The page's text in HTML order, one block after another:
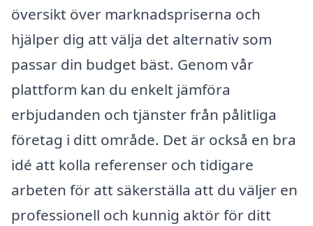
översikt över marknadspriserna och
hjälper dig att välja det alternativ som
passar din budget bäst. Genom vår
plattform kan du enkelt jämföra
erbjudanden och tjänster från pålitliga
företag i ditt område. Det är också en bra
idé att kolla referenser och tidigare
arbeten för att säkerställa att du väljer en
professionell och kunnig aktör för ditt